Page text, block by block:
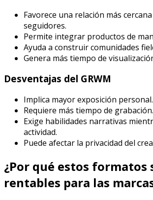
Favorece una relación más
seguidores.
Permite integrar productos de
Ayuda a construir comunidades
Genera más tiempo de
Desventajas del GRWM
Implica mayor exposición personal.
Requiere más tiempo de grabación.
Exige habilidades narrativas
actividad.
Puede afectar la privacidad del
¿Por qué estos formatos
rentables para las